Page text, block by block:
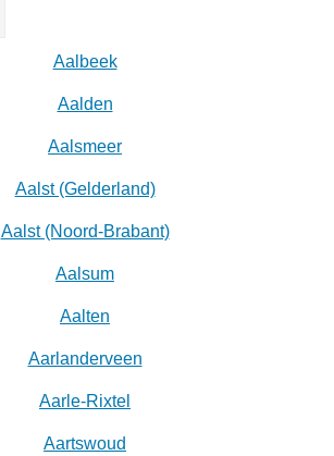
Aalbeek
Aalden
Aalsmeer
Aalst (Gelderland)
Aalst (Noord-Brabant)
Aalsum
Aalten
Aarlanderveen
Aarle-Rixtel
Aartswoud